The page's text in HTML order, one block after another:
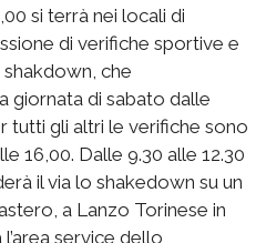
si terrà nei locali di
di verifiche sportive e
che
giornata di sabato dalle
tutti gli altri le verifiche sono
16,00. Dalle 9.30 alle 12.30
il via lo shakedown su un
a Lanzo Torinese in
service dello